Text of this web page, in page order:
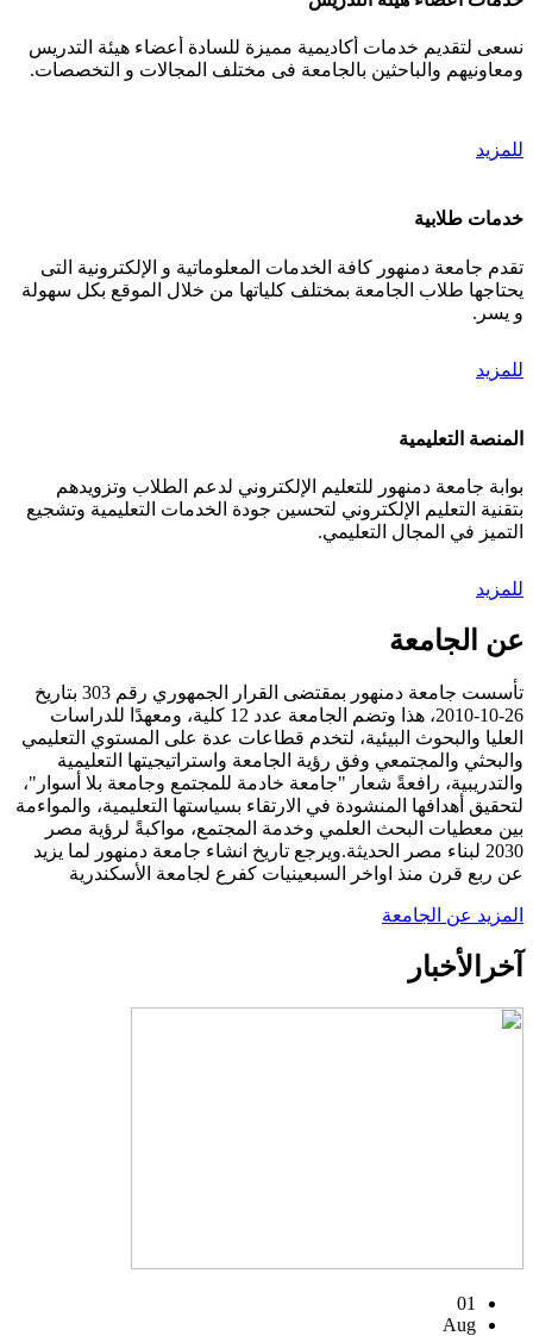
نسعى لتقديم خدمات أكاديمية مميزة للسادة أعضاء هيئة التدريس
ومعاونيهم والباحثين بالجامعة فى مختلف المجالات و التخصصات.
للمزيد
خدمات طلابية
تقدم جامعة دمنهور كافة الخدمات المعلوماتية و الإلكترونية التى
يحتاجها طلاب الجامعة بمختلف كلياتها من خلال الموقع بكل سهولة
و يسر.
للمزيد
المنصة التعليمية
بوابة جامعة دمنهور للتعليم الإلكتروني لدعم الطلاب وتزويدهم
بتقنية التعليم الإلكتروني لتحسين جودة الخدمات التعليمية وتشجيع
التميز في المجال التعليمي.
للمزيد
عن الجامعة
تأسست جامعة دمنهور بمقتضى القرار الجمهوري رقم 303 بتاريخ
26-10-2010، هذا وتضم الجامعة عدد 12 كلية، ومعهدًا للدراسات
العليا والبحوث البيئية، لتخدم قطاعات عدة على المستوي التعليمي
والبحثي والمجتمعي وفق رؤية الجامعة واستراتيجيتها التعليمية
والتدريبية، رافعةً شعار "جامعة خادمة للمجتمع وجامعة بلا أسوار"،
لتحقيق أهدافها المنشودة في الارتقاء بسياستها التعليمية، والمواءمة
بين معطيات البحث العلمي وخدمة المجتمع، مواكبةً لرؤية مصر
2030 لبناء مصر الحديثة.ويرجع تاريخ انشاء جامعة دمنهور لما يزيد
عن ربع قرن منذ اواخر السبعينيات كفرع لجامعة الأسكندرية
المزيد عن الجامعة
آخر الأخبار
01
Aug